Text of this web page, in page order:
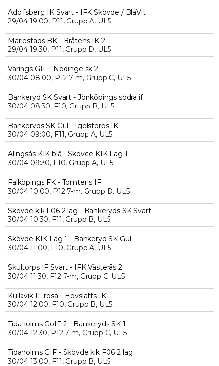
Adolfsberg IK Svart - IFK Skövde / BlåVit
29/04 19:00, P11, Grupp A, UL5
Mariestads BK - Bråtens IK 2
29/04 19:30, P11, Grupp D, UL5
Värings GIF - Nödinge sk 2
30/04 08:00, P12 7-m, Grupp C, UL5
Bankeryd SK Svart - Jönköpings södra if
30/04 08:30, F10, Grupp B, UL5
Bankeryds SK Gul - Igelstorps IK
30/04 09:00, F11, Grupp A, UL5
Alingsås KIK blå - Skövde KIK Lag 1
30/04 09:30, F10, Grupp A, UL5
Falköpings FK - Tomtens IF
30/04 10:00, P12 7-m, Grupp D, UL5
Skövde kik F06 2 lag - Bankeryds SK Svart
30/04 10:30, F11, Grupp B, UL5
Skövde KIK Lag 1 - Bankeryd SK Gul
30/04 11:00, F10, Grupp A, UL5
Skultorps IF Svart - IFK Västerås 2
30/04 11:30, F12 7-m, Grupp C, UL5
Kullavik IF rosa - Hovslätts IK
30/04 12:00, F10, Grupp B, UL5
Tidaholms GoIF 2 - Bankeryds SK 1
30/04 12:30, P12 7-m, Grupp C, UL5
Tidaholms GIF - Skövde kik F06 2 lag
30/04 13:00, F11, Grupp B, UL5